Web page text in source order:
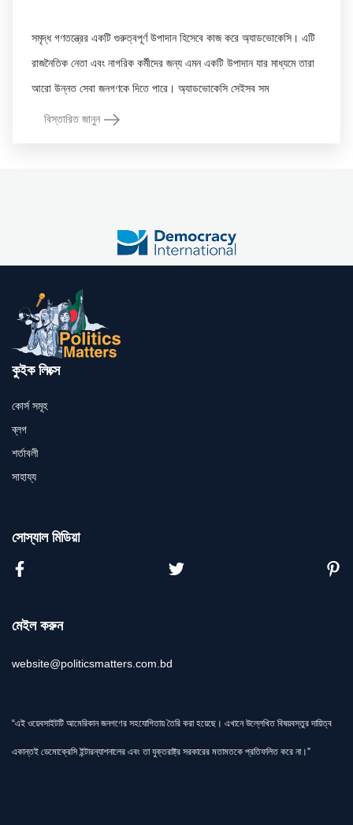
সমৃদ্ধ গণতন্ত্রের একটি গুরুত্বপূর্ণ উপাদান হিসেবে কাজ করে অ্যাডভোকেসি। এটি
রাজনৈতিক নেতা এবং নাগরিক কর্মীদের জন্য এমন একটি উপাদান যার মাধ্যমে তারা
বিস্তারিত জানুন
কুইক লিংক্স
কোর্স সমূহ
ব্লগ
শর্তাবলী
সাহায্য
সোস্যাল মিডিয়া
মেইল করুন
website@politicsmatters.com.bd
“এই ওয়েবসাইটটি আমেরিকান জনগণের সহযোগিতায় তৈরি করা হয়েছে। এখানে উল্লেখিত বিষয়বস্তুর দায়িত্ব
একান্তই ডেমোক্রেসি ইন্টারন্যাশনালের এবং তা যুক্তরাষ্ট্র সরকারের মতামতকে প্রতিফলিত করে না।”